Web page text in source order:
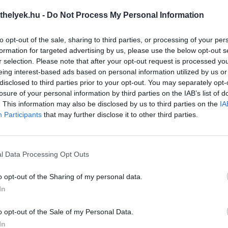
- Do Not Process My Personal Information
opt-out of the sale, sharing to third parties, or processing of your
for targeted advertising by us, please use the below opt-out
selection. Please note that after your opt-out request is processed
interest-based ads based on personal information utilized by us
to third parties prior to your opt-out. You may separately
of your personal information by third parties on the IAB’s list of
This information may also be disclosed by us to third parties on the
Participants that may further disclose it to other third parties.
Data Processing Opt Outs
opt-out of the Sharing of my personal data.
opt-out of the Sale of my Personal Data.
egy gyönyörű út, de az
talán legfontosabb lépés mindig
bármilyen állatot magunkhoz
érdemes őszintén
milyen életet élünk,
időnk van, mekkora a...
»
kutyáknál
Az allergia gyakori jelenség
Összetett dolog, változatos
melyek megkeseríthetik a
családja életét is a
tovább »
látnak jól a sötétben a
Szocializáció kölyökkorban –